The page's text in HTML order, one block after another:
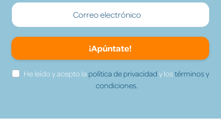
¡Apúntate!
He leído y acepto la política de privacidad y lostérminos y
condiciones.